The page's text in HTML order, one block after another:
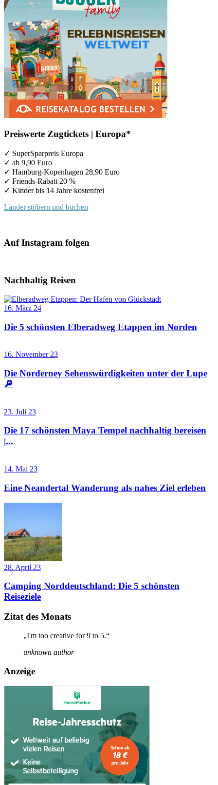
Preiswerte Zugtickets | Europa*
✓ SuperSparpreis Europa
✓ ab 9,90 Euro
✓ Hamburg-Kopenhagen 28,90 Euro
✓ Friends-Rabatt 20 %
✓ Kinder bis 14 Jahre kostenfrei
Länder stöbern und buchen
Auf Instagram folgen
Nachhaltig Reisen
16. März 24
Die 5 schönsten Elberadweg Etappen im Norden
16. November 23
Die Norderney Sehenswürdigkeiten unter der Lupe
🔎
23. Juli 23
Die 17 schönsten Maya Tempel nachhaltig bereisen
|...
14. Mai 23
Eine Neandertal Wanderung als nahes Ziel erleben
28. April 23
Camping Norddeutschland: Die 5 schönsten
Reiseziele
Zitat des Monats
„I'm too creative for 9 to 5.“
unknown author
Anzeige